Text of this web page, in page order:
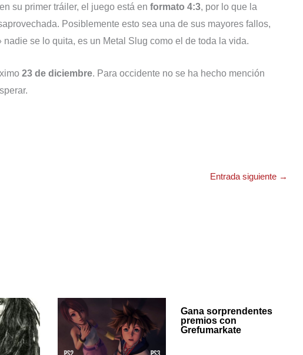
su primer tráiler, el juego está en formato 4:3, por lo que la
Posiblemente esto sea una de sus mayores fallos,
se lo quita, es un Metal Slug como el de toda la vida.
23 de diciembre. Para occidente no se ha hecho mención
Entrada siguiente →
Gana sorprendentes
premios con
Grefumarkate